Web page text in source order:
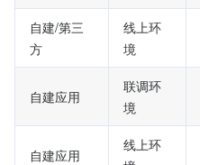
自建/第三
方
线上环
境
自建应用
联调环
境
自建应用
线上环